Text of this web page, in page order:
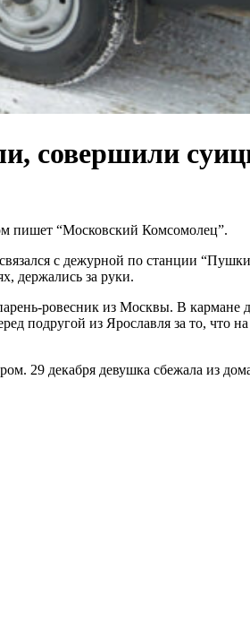
совершили
пишет “Московский Комсомолец”.
с дежурной по станции
держались за руки.
ровесник из Москвы. В кармане
подругой из Ярославля за то, что
29 декабря девушка сбежала из